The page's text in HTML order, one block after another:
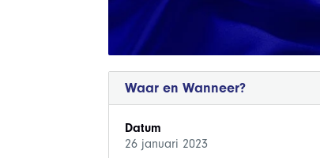
Waar en Wanneer?
Datum
26 januari 2023